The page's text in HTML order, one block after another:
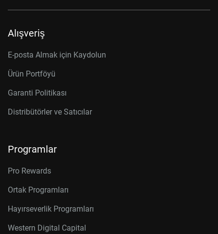
Alışveriş
E-posta Almak için Kaydolun
Ürün Portföyü
Garanti Politikası
Distribütörler ve Satıcılar
Programlar
Pro Rewards
Ortak Programları
Hayırseverlik Programları
Western Digital Capital